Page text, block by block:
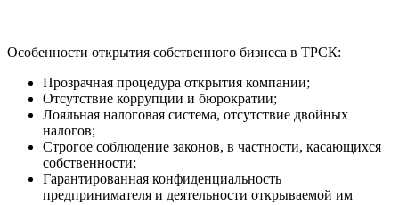
Особенности открытия собственного бизнеса в ТРСК:
Прозрачная процедура открытия компании;
Отсутствие коррупции и бюрократии;
Лояльная налоговая система, отсутствие двойных
налогов;
Строгое соблюдение законов, в частности, касающихся
собственности;
Гарантированная конфиденциальность
предпринимателя и деятельности открываемой им